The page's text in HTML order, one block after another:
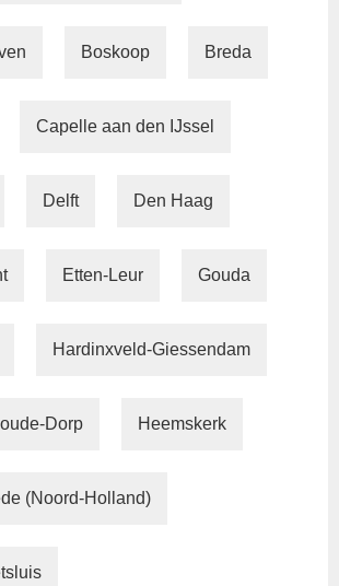
Boskoop Breda
Capelle aan den IJssel
Delft Den Haag
Etten-Leur Gouda
Hardinxveld-Giessendam
Dorp Heemskerk
(Noord-Holland)